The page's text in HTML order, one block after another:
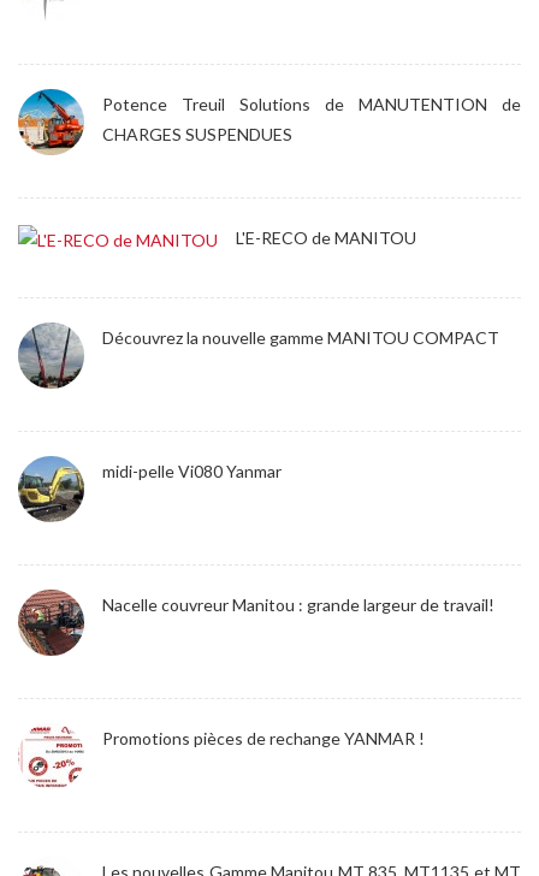
Potence Treuil Solutions de MANUTENTION de
CHARGES SUSPENDUES
L'E-RECO de MANITOU
Découvrez la nouvelle gamme MANITOU COMPACT
midi-pelle Vi080 Yanmar
Nacelle couvreur Manitou : grande largeur de travail!
Promotions pièces de rechange YANMAR !
Les nouvelles Gamme Manitou MT 835, MT1135 et MT